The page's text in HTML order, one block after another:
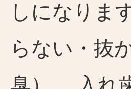
しになりま
らない・抜